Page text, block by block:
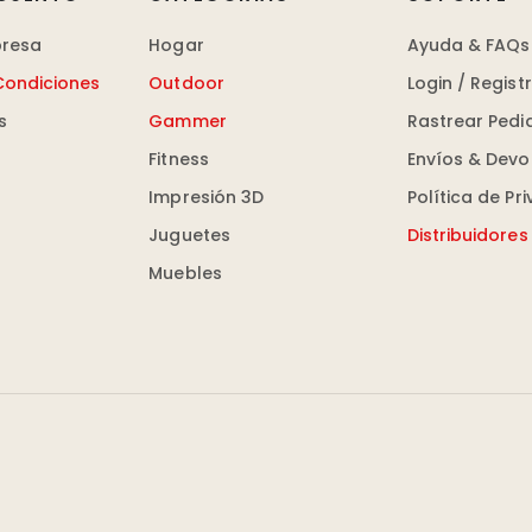
Hogar
Outdoor
Gammer
Fitness
Impresión 3D
Juguetes
Muebles
Ayuda & FAQs
Login /
Rastrear
Envíos &
Política de
Distribuidores